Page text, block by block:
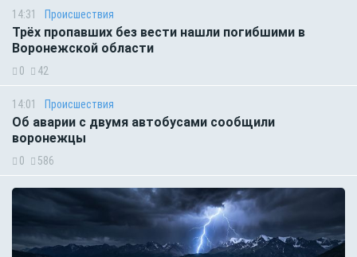
14:31 Происшествия
Трёх пропавших без вести нашли погибшими в
Воронежской области
0 42
14:01 Происшествия
Об аварии с двумя автобусами сообщили
воронежцы
0 586